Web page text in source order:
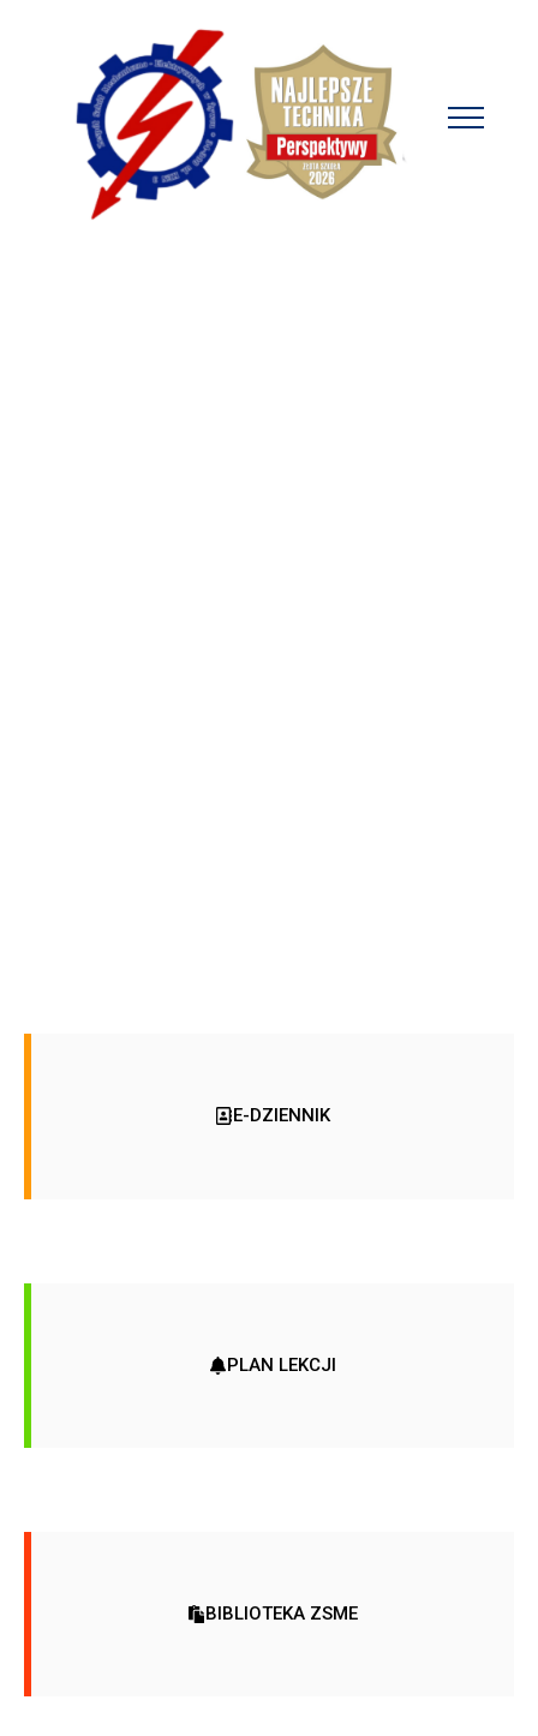
E-DZIENNIK
PLAN LEKCJI
BIBLIOTEKA ZSME